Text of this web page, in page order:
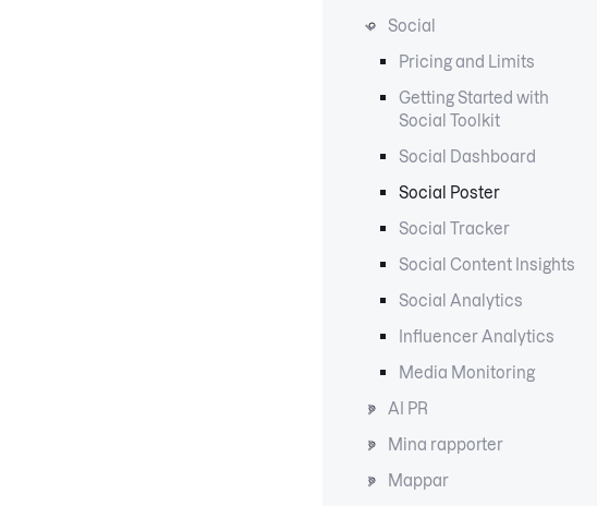
Social
Pricing and Limits
Getting Started with
Social Toolkit
Social Dashboard
Social Poster
Social Tracker
Social Content Insights
Social Analytics
Influencer Analytics
Media Monitoring
AI PR
Mina rapporter
Mappar